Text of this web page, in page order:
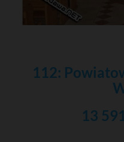
112:
13